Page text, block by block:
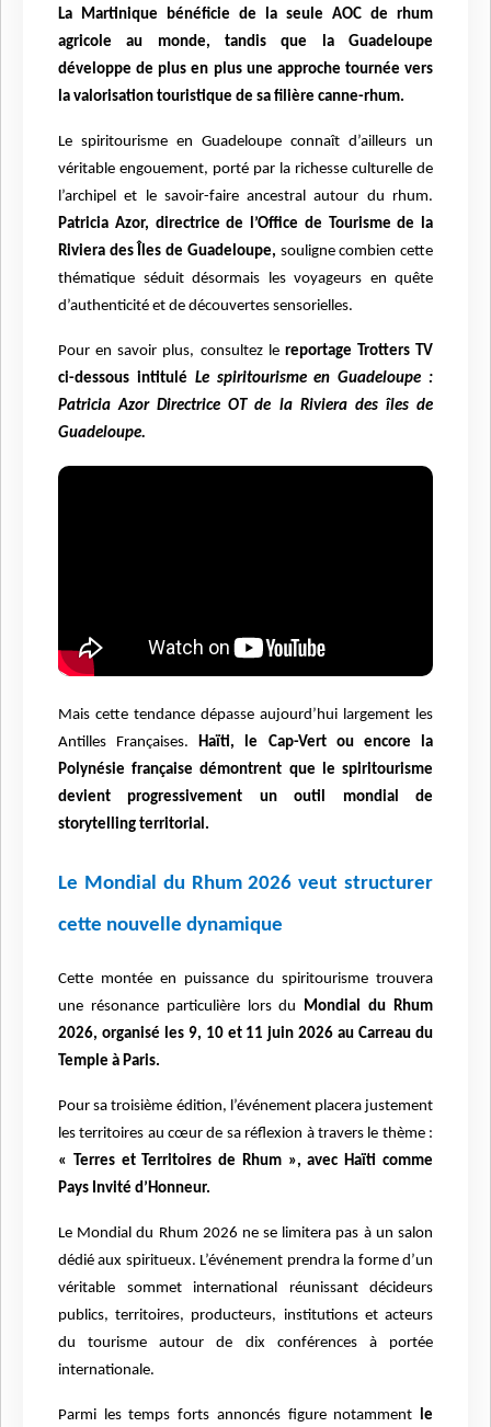
La Martinique bénéficie de la seule AOC de rhum
agricole au monde, tandis que la Guadeloupe
développe de plus en plus une approche tournée vers
la valorisation touristique de sa filière canne-rhum.
Le spiritourisme en Guadeloupe connaît d’ailleurs un
véritable engouement, porté par la richesse culturelle de
l’archipel et le savoir-faire ancestral autour du rhum.
Patricia Azor, directrice de l’Office de Tourisme de la
Riviera des Îles de Guadeloupe, souligne combien cette
thématique séduit désormais les voyageurs en quête
d’authenticité et de découvertes sensorielles.
Pour en savoir plus, consultez le reportage Trotters TV
ci-dessous intitulé Le spiritourisme en Guadeloupe :
Patricia Azor Directrice OT de la Riviera des îles de
Guadeloupe.
Mais cette tendance dépasse aujourd’hui largement les
Antilles Françaises.Haïti, le Cap-Vert ou encore la
Polynésie française démontrent que le spiritourisme
devient progressivement un outil mondial de
storytelling territorial.
Le Mondial du Rhum 2026 veut structurer
cette nouvelle dynamique
Cette montée en puissance du spiritourisme trouvera
une résonance particulière lors du Mondial du Rhum
2026, organisé les 9, 10 et 11 juin 2026 au Carreau du
Temple à Paris.
Pour sa troisième édition, l’événement placera justement
les territoires au cœur de sa réflexion à travers le thème :
« Terres et Territoires de Rhum », avec Haïti comme
Pays Invité d’Honneur.
Le Mondial du Rhum 2026 ne se limitera pas à un salon
dédié aux spiritueux. L’événement prendra la forme d’un
véritable sommet international réunissant décideurs
publics, territoires, producteurs, institutions et acteurs
du tourisme autour de dix conférences à portée
internationale.
Parmi les temps forts annoncés figure notamment le